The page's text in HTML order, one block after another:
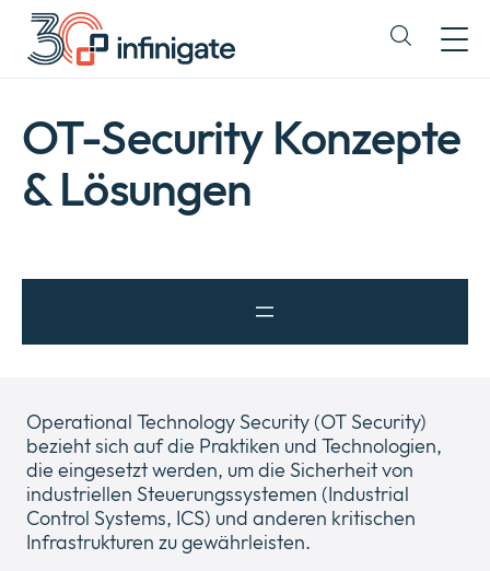
Zum
Inhalt
wechseln
Expand
sub
menu
OT-Security Konzepte
& Lösungen
Operational Technology Security (OT Security)
bezieht sich auf die Praktiken und Technologien,
die eingesetzt werden, um die Sicherheit von
industriellen Steuerungssystemen (Industrial
Control Systems, ICS) und anderen kritischen
Infrastrukturen zu gewährleisten.